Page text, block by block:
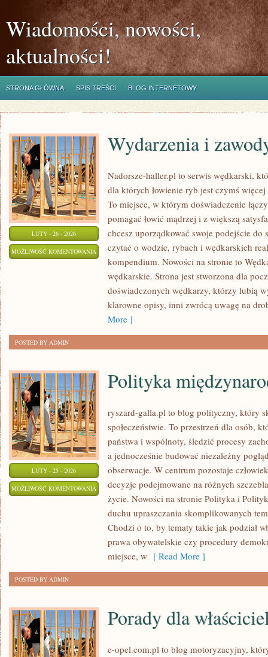
Wiadomości, nowości,
aktualności!
STRONA GŁÓWNA SPIS TREŚCI BLOG INTERNETOWY
LUTY - 26 - 2026
MOŻLIWOŚĆ KOMENTOWANIA WYDARZENIA
ZAWODY
WĘDKARSKIE
Wydarzenia i
Nadorsze-haller.pl to serwis wędkarski,
dla których łowienie ryb jest czymś
To miejsce, w którym doświadczenie
pomagać łowić mądrzej i z większą
chcesz uporządkować swoje podejście
czytać o wodzie, rybach i wędkarskich
kompendium. Nowości na stronie to
wędkarskie. Strona jest stworzona dla
doświadczonych wędkarzy, którzy lubią
klarowne opisy, inni zwrócą uwagę na
More ]
POSTED BY ADMIN
LUTY - 25 - 2026
MOŻLIWOŚĆ KOMENTOWANIA POLITYKA
MIĘDZYNARODOWA
Polityka
ryszard-galla.pl to blog polityczny, który
społeczeństwie. To przestrzeń dla osób,
państwa i wspólnoty, śledzić procesy
a jednocześnie budować niezależny
obserwacje. W centrum pozostaje
decyzje podejmowane na różnych
życie. Nowości na stronie Polityka i
duchu upraszczania skomplikowanych
Chodzi o to, by tematy takie jak podział
prawa obywatelskie czy procedury
miejsce, w [ Read More ]
POSTED BY ADMIN
Porady dla
e-opel.com.pl to blog motoryzacyjny,